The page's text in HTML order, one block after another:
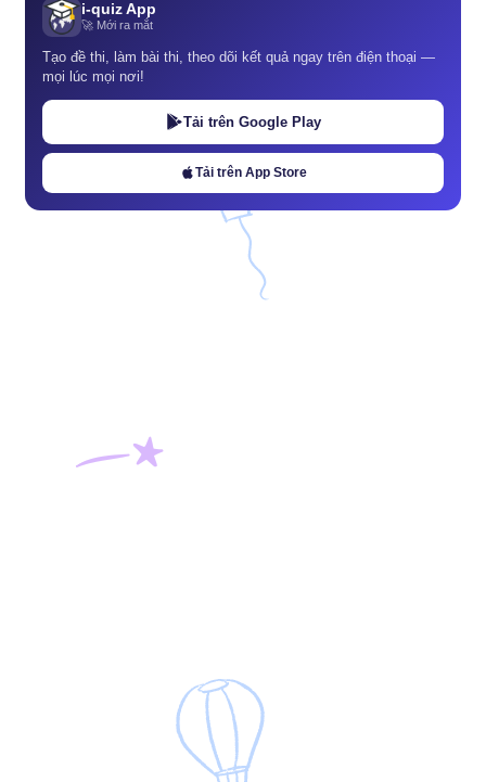
i-quiz App
🚀 Mới ra mắt
Tạo đề thi, làm bài thi, theo dõi kết quả ngay trên điện thoại —
mọi lúc mọi nơi!
Tải trên Google Play
Tải trên App Store